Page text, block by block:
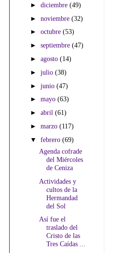
►diciembre(49)
►noviembre(32)
►octubre(53)
►septiembre(47)
►agosto(14)
►julio(38)
►junio(47)
►mayo(63)
►abril(61)
►marzo(117)
▼febrero(69)
Agenda cofrade
del Miércoles
de Ceniza
Actividades y
cultos de la
Hermandad
del Sol
Así fue el
traslado del
Cristo de las
Tres Caídas ...